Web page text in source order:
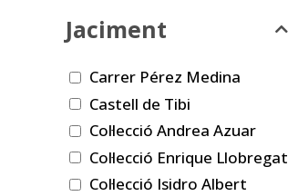
Jaciment
Carrer Pérez Medina
Castell de Tibi
Col·lecció Andrea Azuar
Col·lecció Enrique Llobregat
Col·lecció Isidro Albert